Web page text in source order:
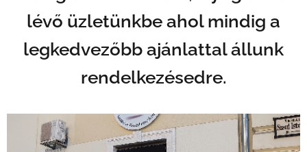
lévő üzletünkbe ahol mindig a
legkedvezőbb ajánlattal állunk
rendelkezésedre.